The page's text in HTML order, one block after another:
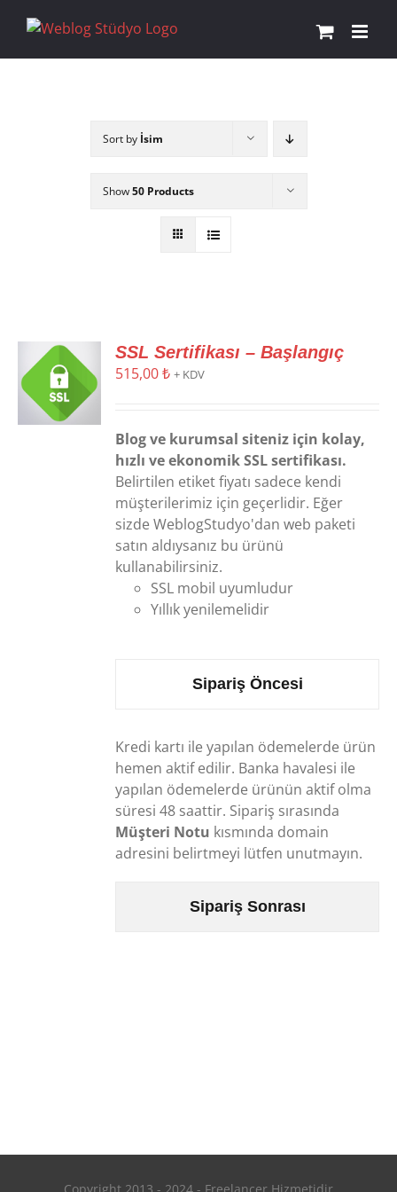
Sort by İsim
Show50 Products
SSL Sertifikası – Başlangıç
515,00₺ + KDV
Blog ve kurumsal siteniz için kolay,
hızlı ve ekonomik SSL sertifikası.
Belirtilen etiket fiyatı sadece kendi
müşterilerimiz için geçerlidir. Eğer
sizde WeblogStudyo'dan web paketi
satın aldıysanız bu ürünü
kullanabilirsiniz.
SSL mobil uyumludur
Yıllık yenilemelidir
Sipariş Öncesi
Kredi kartı ile yapılan ödemelerde ürün
hemen aktif edilir. Banka havalesi ile
yapılan ödemelerde ürünün aktif olma
süresi 48 saattir. Sipariş sırasında
Müşteri Notu kısmında domain
adresini belirtmeyi lütfen unutmayın.
Sipariş Sonrası